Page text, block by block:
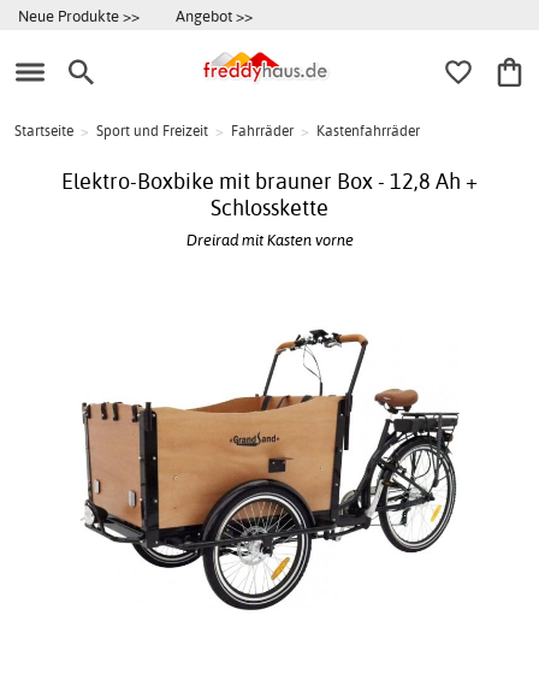
Neue Produkte >> Angebot >>
Startseite > Sport und Freizeit > Fahrräder > Kastenfahrräder
Elektro-Boxbike mit brauner Box - 12,8 Ah +
Schlosskette
Dreirad mit Kasten vorne